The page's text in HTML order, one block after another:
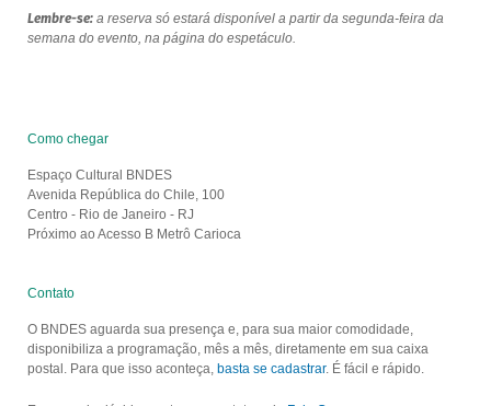
Lembre-se:a reserva só estará disponível a partir da segunda-feira da
semana do evento, na página do espetáculo.
Como chegar
Espaço Cultural BNDES
Avenida República do Chile, 100
Centro - Rio de Janeiro - RJ
Próximo ao Acesso B Metrô Carioca
Contato
O BNDES aguarda sua presença e, para sua maior comodidade,
disponibiliza a programação, mês a mês, diretamente em sua caixa
postal. Para que isso aconteça, basta se cadastrar. É fácil e rápido.